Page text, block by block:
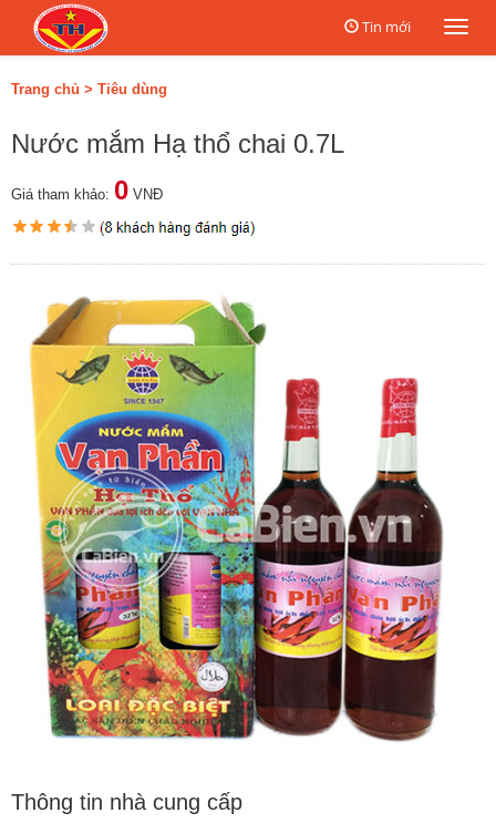
Tin mới
Trang chủ > Tiêu dùng
Nước mắm Hạ thổ chai 0.7L
Giá tham khảo: 0 VNĐ
Thông tin nhà cung cấp